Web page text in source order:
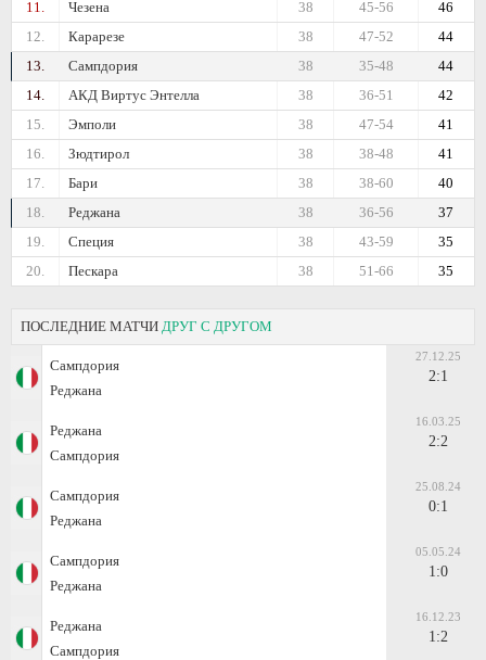
11.
Чезена 46
45-56
38
12.
Карарезе 44
47-52
38
13.
Сампдория 44
35-48
38
14.
АКД Виртус Энтелла 42
36-51
38
15.
Эмполи 41
47-54
38
16.
Зюдтирол 41
38-48
38
17.
Бари 40
38-60
38
18.
Реджана 37
36-56
38
19.
Специя 35
43-59
38
20.
Пескара 35
51-66
38
ПОСЛЕДНИЕ МАТЧИ ДРУГ С ДРУГОМ
Сампдория
Реджана
27.12.25
2:1
Реджана
Сампдория
16.03.25
2:2
Сампдория
Реджана
25.08.24
0:1
Сампдория
Реджана
05.05.24
1:0
Реджана
Сампдория
16.12.23
1:2